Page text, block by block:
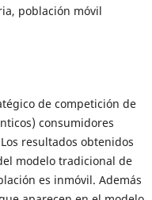
población móvil
de competición de
consumidores
resultados obtenidos
modelo tradicional de
es inmóvil. Además